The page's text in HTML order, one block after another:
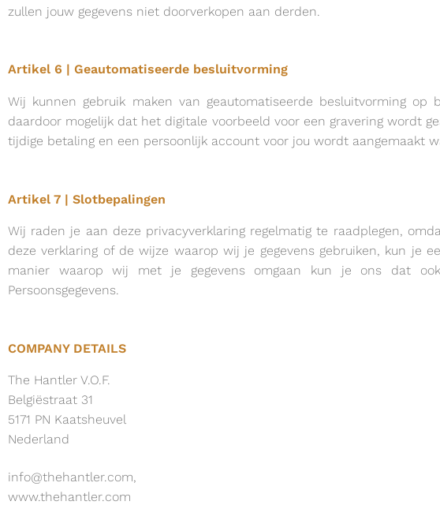
zullen jouw gegevens niet doorverkopen aan derden.
Artikel 6 | Geautomatiseerde besluitvorming
Wij kunnen gebruik maken van geautomatiseerde besluitvorming
daardoor mogelijk dat het digitale voorbeeld voor een gravering wordt
tijdige betaling en een persoonlijk account voor jou wordt aangemaakt
Artikel 7 | Slotbepalingen
Wij raden je aan deze privacyverklaring regelmatig te raadplegen,
deze verklaring of de wijze waarop wij je gegevens gebruiken, kun je
manier waarop wij met je gegevens omgaan kun je ons dat
Persoonsgegevens.
COMPANY DETAILS
The Hantler V.O.F.
Belgiëstraat 31
5171 PN Kaatsheuvel
Nederland
info@thehantler.com,
www.thehantler.com